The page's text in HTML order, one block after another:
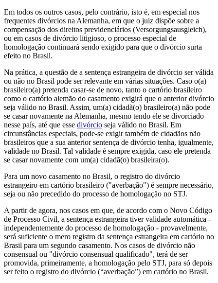
Em todos os outros casos, pelo contrário, isto é, em especial nos
frequentes divórcios na Alemanha, em que o juiz dispõe sobre a
compensação dos direitos previdenciários (Versorgungsausgleich),
ou em casos de divórcio litigioso, o processo especial de
homologação continuará sendo exigido para que o divórcio surta
efeito no Brasil.
Na prática, a questão de a sentença estrangeira de divórcio ser válida
ou não no Brasil pode ser relevante em várias situações. Caso o(a)
brasileiro(a) pretenda casar-se de novo, tanto o cartório brasileiro
como o cartório alemão do casamento exigirá que o anterior divórcio
seja válido no Brasil. Assim, um(a) cidadã(o) brasileiro(a) não pode
se casar novamente na Alemanha, mesmo tendo ele se divorciado
nesse país, até que esse divórcio seja válido no Brasil. Em
circunstâncias especiais, pode-se exigir também de cidadãos não
brasileiros que a sua anterior sentença de divórcio tenha, igualmente,
validade no Brasil. Tal validade é sempre exigida, caso ele pretenda
se casar novamente com um(a) cidadã(o) brasileira(o).
Para um novo casamento no Brasil, o registro do divórcio
estrangeiro em cartório brasileiro ("averbação") é sempre necessário,
seja ou não precedido do processo de homologação no STJ.
A partir de agora, nos casos em que, de acordo com o Novo Código
de Processo Civil, a sentença estrangeira tiver validade automática -
independentemente do processo de homologação - provavelmente,
será suficiente o mero registro da sentença estrangeira em cartório no
Brasil para um segundo casamento. Nos casos de divórcio não
consensual ou "divórcio consensual qualificado", terá de ser
promovida, primeiramente, a homologação pelo STJ, para só depois
ser feito o registro do divórcio (“averbação”) em cartório no Brasil.